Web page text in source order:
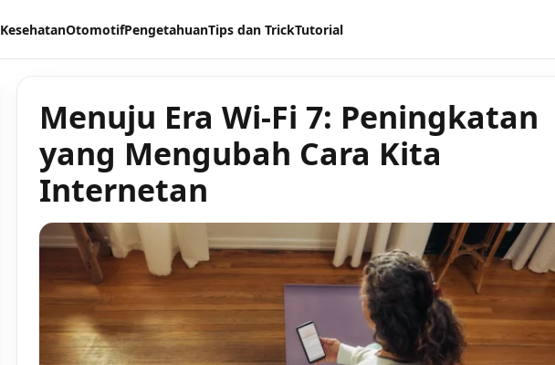
KesehatanOtomotifPengetahuanTips dan TrickTutorial
Menuju Era Wi-Fi 7: Peningkatan
yang Mengubah Cara Kita
Internetan